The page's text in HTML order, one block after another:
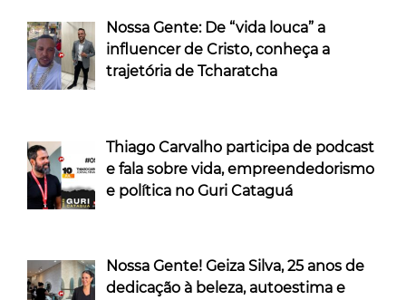
Nossa Gente: De “vida louca” a
influencer de Cristo, conheça a
trajetória de Tcharatcha
Thiago Carvalho participa de podcast
e fala sobre vida, empreendedorismo
e política no Guri Cataguá
Nossa Gente! Geiza Silva, 25 anos de
dedicação à beleza, autoestima e